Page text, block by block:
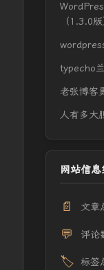
（1.3.0版
typecho
老张博客
人有多大
网站信息
📄 文章
💬 评论
🏷️ 标签